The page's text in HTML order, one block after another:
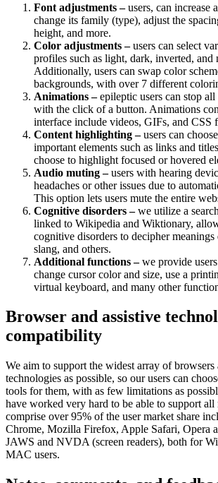
Font adjustments –users, can increase
change its family (type), adjust the
height, and more.
Color adjustments –users can select
profiles such as light, dark, inverted, and
Additionally, users can swap color
backgrounds, with over 7 different
Animations –epileptic users can stop
with the click of a button. Animations
interface include videos, GIFs, and CSS
Content highlighting –users can
important elements such as links and
choose to highlight focused or hovered
Audio muting –users with hearing
headaches or other issues due to
This option lets users mute the entire
Cognitive disorders –we utilize a
linked to Wikipedia and Wiktionary,
cognitive disorders to decipher meanings
slang, and others.
Additional functions –we provide
change cursor color and size, use a
virtual keyboard, and many other
Browser and assistive
compatibility
We aim to support the widest array of browsers
technologies as possible, so our users can
tools for them, with as few limitations as
have worked very hard to be able to support all
comprise over 95% of the user market share
Chrome, Mozilla Firefox, Apple Safari, Opera
JAWS and NVDA (screen readers), both for
MAC users.